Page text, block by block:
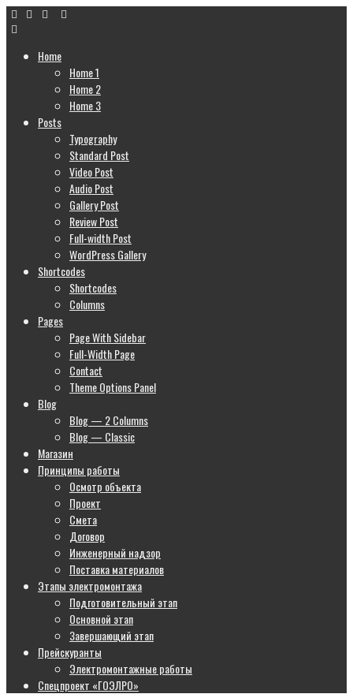
Home
Home 1
Home 2
Home 3
Posts
Typography
Standard Post
Video Post
Audio Post
Gallery Post
Review Post
Full-width Post
WordPress Gallery
Shortcodes
Shortcodes
Columns
Pages
Page With Sidebar
Full-Width Page
Contact
Theme Options Panel
Blog
Blog — 2 Columns
Blog — Classic
Магазин
Принципы работы
Осмотр объекта
Проект
Смета
Договор
Инженерный надзор
Поставка материалов
Этапы электромонтажа
Подготовительный этап
Основной этап
Завершающий этап
Прейскуранты
Электромонтажные работы
Спецпроект «ГОЭЛРО»